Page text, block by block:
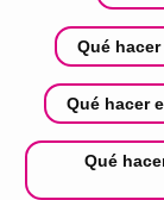
Qué
Qué hacer
Qué